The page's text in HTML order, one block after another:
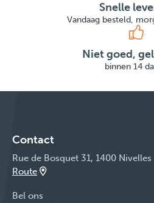
Snelle
Vandaag besteld,
Niet goed,
binnen 14
Contact
Rue de Bosquet 31, 1400 Nivelles
Route
Bel ons